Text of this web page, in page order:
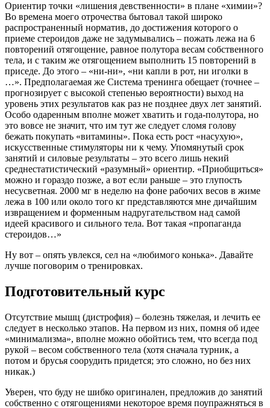
Ориентир точки «лишения девственности» в плане «химии»?
Во времена моего отрочества бытовал такой широко
распространенный норматив, до достижения которого о
приеме стероидов даже не задумывались – пожать лежа на 6
повторений отягощение, равное полутора весам собственного
тела, и с таким же отягощением выполнить 15 повторений в
приседе. До этого – «ни-ни», «ни капли в рот, ни иголки в
…». Предполагаемая же Система тренинга обещает (точнее –
прогнозирует с высокой степенью вероятности) выход на
уровень этих результатов как раз не позднее двух лет занятий.
Особо одаренным вполне может хватить и года-полутора, но
это вовсе не значит, что им тут же следует сломя голову
бежать покупать «витамины». Пока есть рост «насухую»,
искусственные стимуляторы ни к чему. Упомянутый срок
занятий и силовые результаты – это всего лишь некий
среднестатистический «разумный» ориентир. «Приобщиться»
можно и гораздо позже, а вот если раньше – это глупость
несусветная. 2000 мг в неделю на фоне рабочих весов в жиме
лежа в 100 или около того кг представляются мне дичайшим
извращением и форменным надругательством над самой
идеей красивого и сильного тела. Вот такая «пропаганда
стероидов…»
Ну вот – опять увлекся, сел на «любимого конька». Давайте
лучше поговорим о тренировках.
Подготовительный курс
Отсутствие мышц (дистрофия) – болезнь тяжелая, и лечить ее
следует в несколько этапов. На первом из них, помня об идее
«минимализма», вполне можно обойтись тем, что всегда под
рукой – весом собственного тела (хотя сначала турник, а
потом и брусья соорудить придется; это сложно, но без них
никак.)
Уверен, что буду не шибко оригинален, предложив до занятий
собственно с отягощениями некоторое время поупражняться в